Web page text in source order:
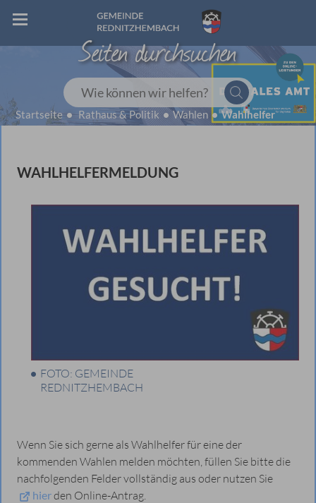
Seiten durchsuchen
Wie können wir helfen?
Startseite Rathaus & Politik Wahlen Wahlhelfer
WAHLHELFERMELDUNG
FOTO: GEMEINDE
REDNITZHEMBACH
Wenn Sie sich gerne als Wahlhelfer für eine der
kommenden Wahlen melden möchten, füllen Sie bitte die
nachfolgenden Felder vollständig aus oder nutzen Sie
hierden Online-Antrag.